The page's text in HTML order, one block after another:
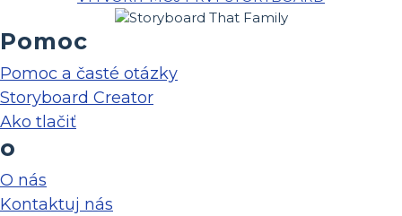
Pomoc
Pomoc a časté otázky
Storyboard Creator
Ako tlačiť
o
O nás
Kontaktuj nás